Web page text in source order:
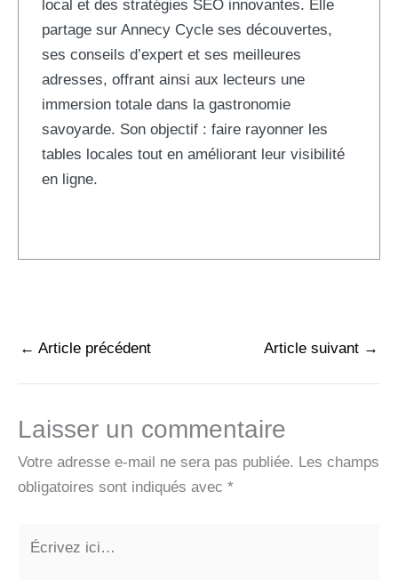
local et des stratégies SEO innovantes. Elle
partage sur Annecy Cycle ses découvertes,
ses conseils d’expert et ses meilleures
adresses, offrant ainsi aux lecteurs une
immersion totale dans la gastronomie
savoyarde. Son objectif : faire rayonner les
tables locales tout en améliorant leur visibilité
en ligne.
← Article précédent Article suivant →
Laisser un commentaire
Votre adresse e-mail ne sera pas publiée. Les champs
obligatoires sont indiqués avec *